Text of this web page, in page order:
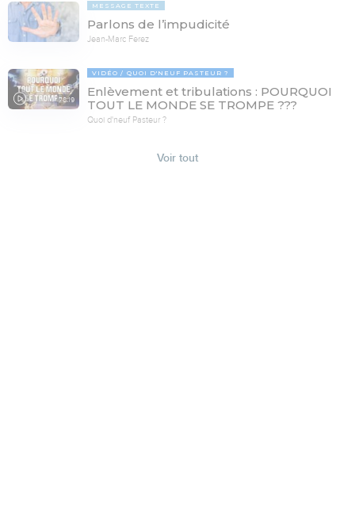
MESSAGE TEXTE
Parlons de l’impudicité
Jean-Marc Ferez
78:19
VIDÉO QUOI D'NEUF PASTEUR ?
Enlèvement et tribulations : POURQUOI
TOUT LE MONDE SE TROMPE ???
Quoi d'neuf Pasteur ?
Voir tout